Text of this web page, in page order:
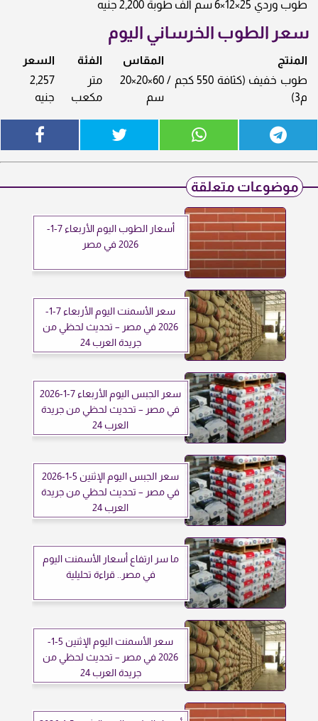
طوب وردي 25×12×6 سم ألف طوبة 2,200 جنيه
سعر الطوب الخرساني اليوم
المنتج المقاس الفئة
السعر
طوب خفيف (كثافة 550 كجم /
م3)
60×20×20
سم
متر
مكعب
2,257
جنيه
موضوعات متعلقة
أسعار الطوب اليوم الأربعاء 7-1-
2026 في مصر
سعر الأسمنت اليوم الأربعاء 7-1-
2026 في مصر – تحديث لحظي من
جريدة العرب 24
سعر الجبس اليوم الأربعاء 7-1-2026
في مصر – تحديث لحظي من جريدة
العرب 24
سعر الجبس اليوم الإثنين 5-1-2026
في مصر – تحديث لحظي من جريدة
العرب 24
ما سر ارتفاع أسعار الأسمنت اليوم
في مصر.. قراءة تحليلية
سعر الأسمنت اليوم الإثنين 5-1-
2026 في مصر – تحديث لحظي من
جريدة العرب 24